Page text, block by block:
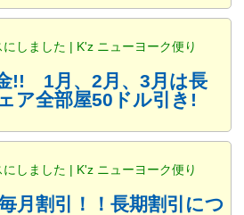
しました | K'z ニューヨーク便り
!! 1月、2月、3月は長
ア全部屋50ドル引き!
しました | K'z ニューヨーク便り
月割引！！長期割引につ